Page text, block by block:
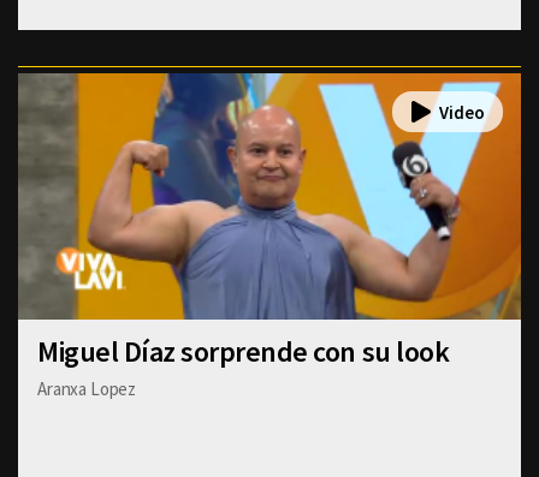
Miguel Díaz sorprende con su look
Aranxa Lopez